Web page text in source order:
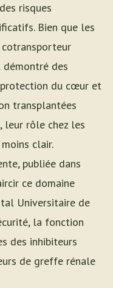
risques
Bien que les
cotransporteur
des
protection du cœur et
transplantées
leur rôle chez les
clair.
publiée dans
ce domaine
Universitaire de
la fonction
des inhibiteurs
de greffe rénale